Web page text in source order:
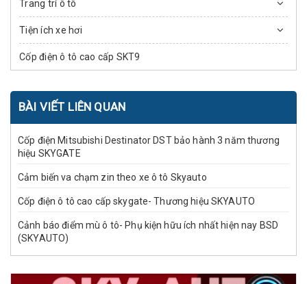
Trang trí ô tô
Tiện ích xe hơi
Cốp điện ô tô cao cấp SKT9
BÀI VIẾT LIÊN QUAN
Cốp điện Mitsubishi Destinator DST bảo hành 3 năm thương
hiệu SKYGATE
Cảm biến va chạm zin theo xe ô tô Skyauto
Cốp điện ô tô cao cấp skygate- Thương hiệu SKYAUTO
Cảnh báo điểm mù ô tô- Phụ kiện hữu ích nhất hiện nay BSD
(SKYAUTO)